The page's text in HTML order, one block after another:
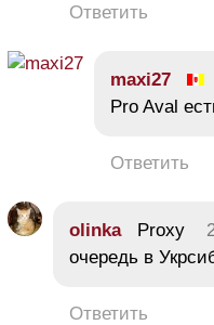
Ответить
maxi27
Pro Aval
Ответить
olinkaProxy
очередь в
Ответить